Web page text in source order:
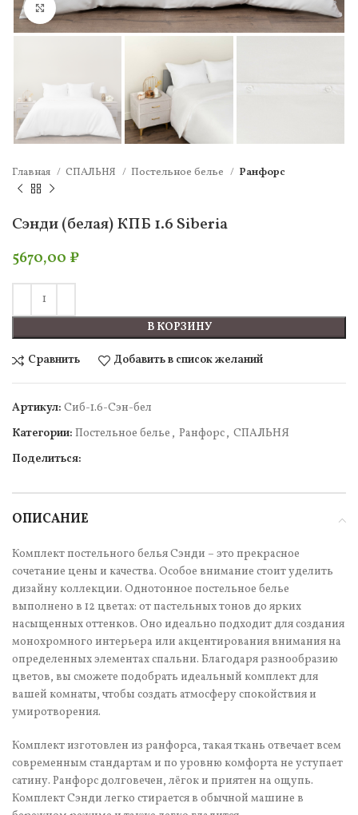
Нажмите, чтобы увеличить
Главная СПАЛЬНЯ Постельное белье Ранфорс
Сэнди (белая) КПБ 1.6 Siberia
5670,00 ₽
В КОРЗИНУ
Сравнить Добавить в список желаний
Артикул: Сиб-1.6-Сэн-бел
Категории: Постельное белье , Ранфорс, СПАЛЬНЯ
Поделиться:
ОПИСАНИЕ
Комплект постельного белья Сэнди – это прекрасное
сочетание цены и качества. Особое внимание стоит уделить
дизайну коллекции. Однотонное постельное белье
выполнено в 12 цветах: от пастельных тонов до ярких
насыщенных оттенков. Оно идеально подходит для создания
монохромного интерьера или акцентирования внимания на
определенных элементах спальни. Благодаря разнообразию
цветов, вы сможете подобрать идеальный комплект для
вашей комнаты, чтобы создать атмосферу спокойствия и
умиротворения.
Комплект изготовлен из ранфорса, такая ткань отвечает всем
современным стандартам и по уровню комфорта не уступает
сатину. Ранфорс долговечен, лёгок и приятен на ощупь.
Комплект Сэнди легко стирается в обычной машине в